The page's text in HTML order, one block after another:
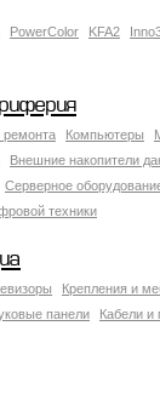
PowerColor KFA2
ремонта Компьютеры
Внешние накопители
Серверное
техники
Крепления и
панели Кабели и